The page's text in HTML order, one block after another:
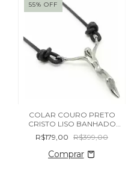
55% OFF
COLAR COURO PRETO
CRISTO LISO BANHADO
RÓDIO NEGRO
R$179,00 R$399,00